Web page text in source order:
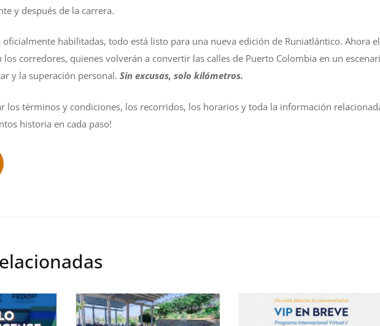
y después de la carrera.
oficialmente habilitadas, todo está listo para una nueva edición de Runiatlántico. Ahora el
los corredores, quienes volverán a convertir las calles de Puerto Colombia en un
y la superación personal.Sin excusas, solo kilómetros.
los términos y condiciones, los recorridos, los horarios y toda la información
historia en cada paso!